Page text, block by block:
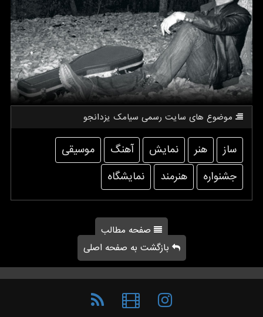
موضوع های سایت رسمی سیامك یزدانجو
ساز هنر نمایش آهنگ
موسیقی
جشنواره
هنرمند نمایشگاه
صفحه مطالب
بازگشت به صفحه اصلی